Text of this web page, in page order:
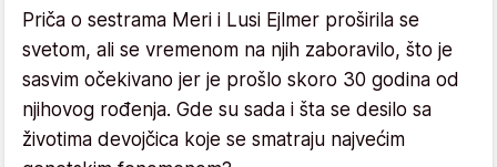
Priča o sestrama Meri i Lusi Ejlmer proširila se
svetom, ali se vremenom na njih zaboravilo, što je
sasvim očekivano jer je prošlo skoro 30 godina od
njihovog rođenja. Gde su sada i šta se desilo sa
životima devojčica koje se smatraju najvećim